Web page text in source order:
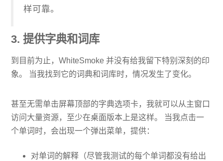
样可靠。
3. 提供字典和词库
到目前为止，WhiteSmoke 并没有给我留下特别深刻的印
象。 当我找到它的词典和词库时，情况发生了变化。
甚至无需单击屏幕顶部的字典选项卡，我就可以从主窗口
访问大量资源，至少在桌面版本上是这样。 当我点击一
个单词时，会出现一个弹出菜单，提供：
对单词的解释（尽管我测试的每个单词都没有给出